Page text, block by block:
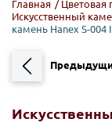
Главная / Цветовая
Искусственный
камень Hanex S-004